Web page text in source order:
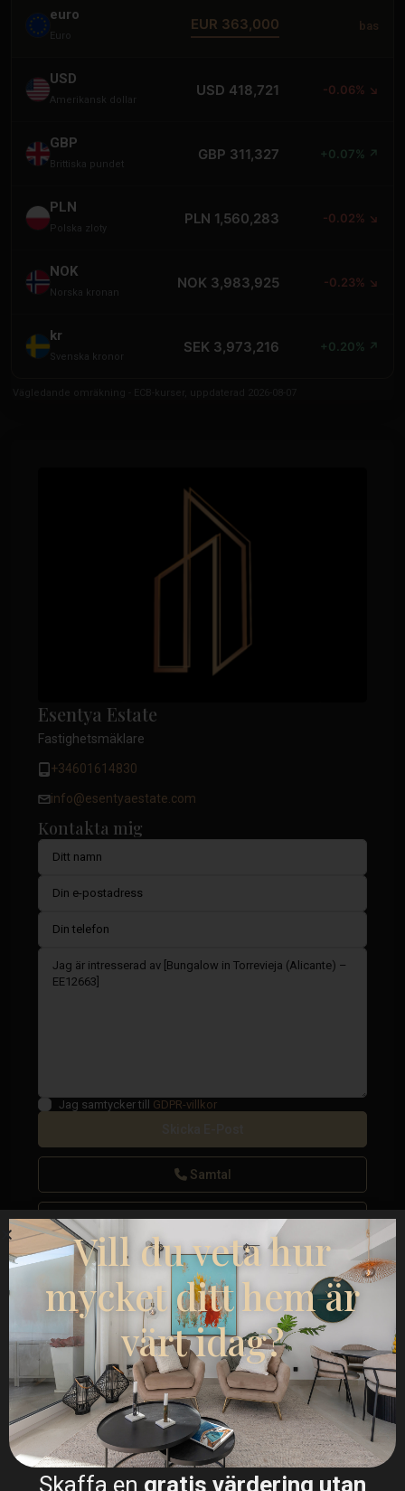
euro
Euro
EUR 363,000 bas
USD
Amerikansk dollar
USD 418,721 -0.06% ↘
GBP
Brittiska pundet
GBP 311,327 +0.07% ↗
PLN
Polska zloty
PLN 1,560,283 -0.02% ↘
NOK
Norska kronan
NOK 3,983,925 -0.23% ↘
kr
Svenska kronor
SEK 3,973,216 +0.20% ↗
Esentya Estate
Fastighetsmäklare
+34601614830
info@esentyaestate.com
Kontakta mig
Jag samtycker till GDPR-villkor
Samtal
WhatsApp
Planritningar
Karta
Vill du veta hur
mycket ditt hem är
värt idag?
Skaffa en gratis värdering utan